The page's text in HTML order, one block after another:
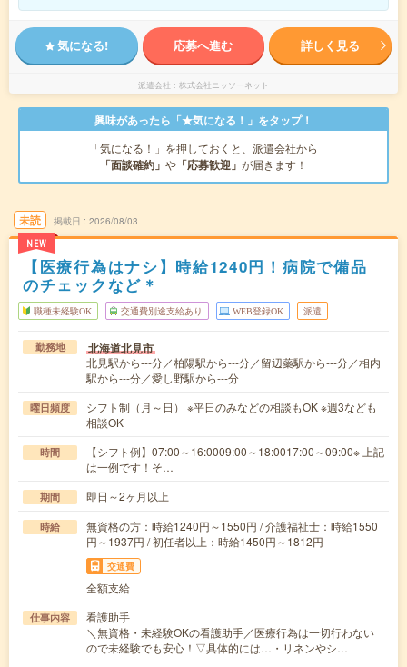
気になる! 応募へ進む 詳しく見る
派遣会社 株式会社ニッソーネット
興味があったら「★気になる！」をタップ！
「気になる！」を押しておくと、派遣会社から
「面談確約」 や 「応募歓迎」 が届きます！
未読
NEW
掲載日 2026/08/03
【医療行為はナシ】時給1240円！病院で備品
のチェックなど＊
職種未経験OK 交通費別途支給あり WEB登録OK 派遣
勤務地 北海道北見市
北見駅から---分／柏陽駅から---分／留辺蘂駅から---分／相内
駅から---分／愛し野駅から---分
曜日頻度
シフト制（月～日） ※平日のみなどの相談もOK ※週3なども
相談OK
時間
【シフト例】07:00～16:0009:00～18:0017:00～09:00※ 上記
は一例です！そ…
期間 即日～2ヶ月以上
時給
無資格の方：時給1240円～1550円 / 介護福祉士：時給1550
円～1937円 / 初任者以上：時給1450円～1812円
交通費
全額支給
仕事内容
看護助手
＼無資格・未経験OKの看護助手／医療行為は一切行わない
ので未経験でも安心！▽具体的には…・リネンやシ…